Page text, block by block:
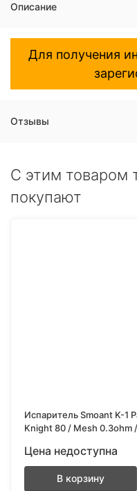
Описание
Для получения
Отзывы
C этим товаром
покупают
Испаритель Smoant K-1
Knight 80 / Mesh 0.3ohm
Цена недоступна
В корзину